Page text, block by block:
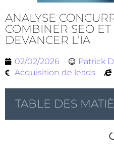
ANALYSE
COMBINER SEO
DEVANCER L’IA
02/02/2026 Patrick
Acquisition de leads
TABLE DES